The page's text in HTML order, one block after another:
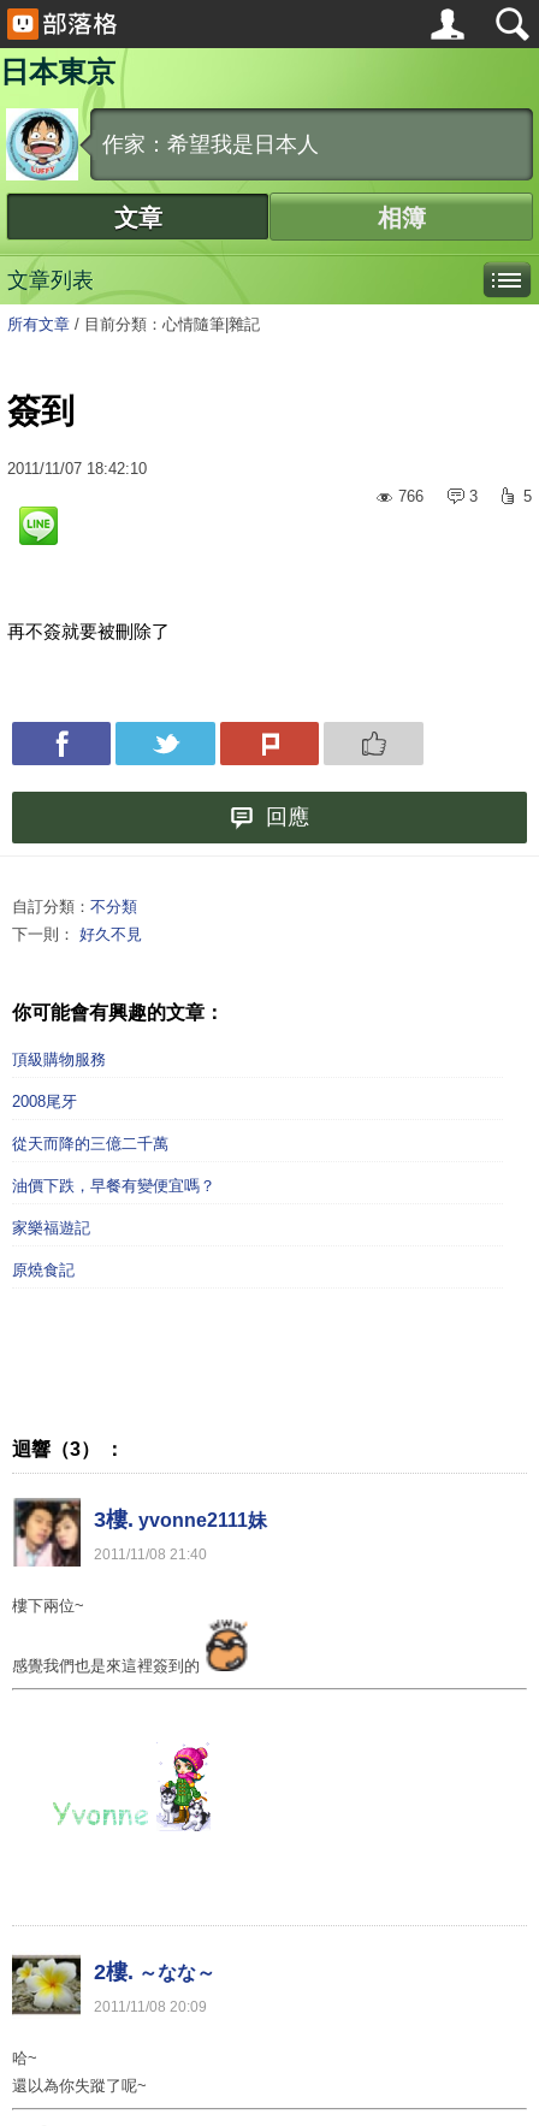
日本東京
作家：希望我是日本人
文章 相簿
文章列表
所有文章 / 目前分類：心情隨筆|雜記
簽到
2011/11/07 18:42:10
766
3 5
再不簽就要被刪除了
回應
自訂分類： 不分類
下一則： 好久不見
你可能會有興趣的文章：
頂級購物服務
2008尾牙
從天而降的三億二千萬
油價下跌，早餐有變便宜嗎？
家樂福遊記
原燒食記
迴響（3） ：
3樓. yvonne2111妹
2011/11/08 21:40
樓下兩位~
感覺我們也是來這裡簽到的
2樓. ～なな～
2011/11/08 20:09
哈~
還以為你失蹤了呢~